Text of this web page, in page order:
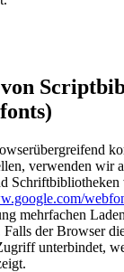
verwenden wir
mehrfachen
Falls der Browser
unterbindet,